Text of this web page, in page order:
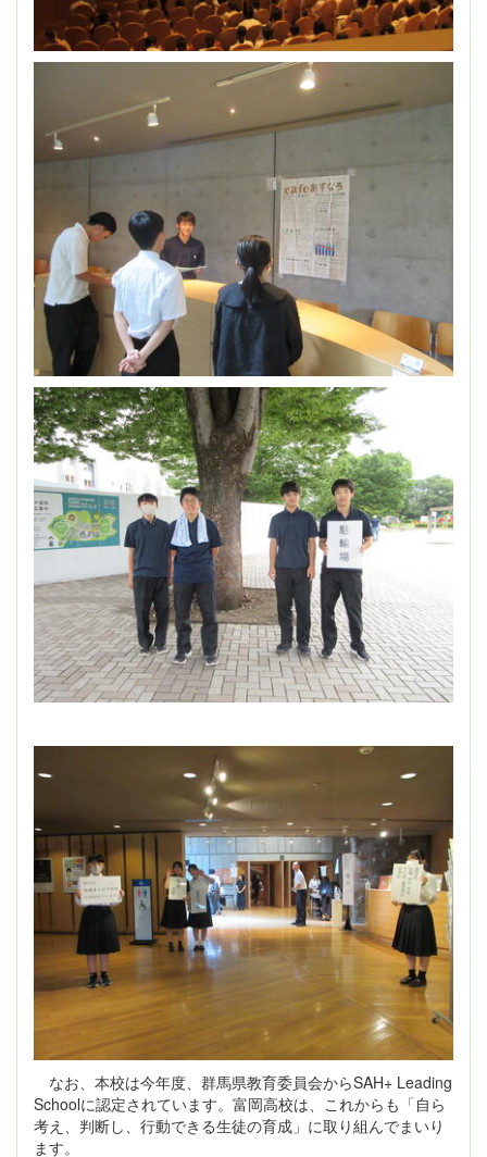
なお、本校は今年度、群馬県教育委員会からSAH+ Leading
Schoolに認定されています。富岡高校は、これからも「自ら
考え、判断し、行動できる生徒の育成」に取り組んでまいり
ます。